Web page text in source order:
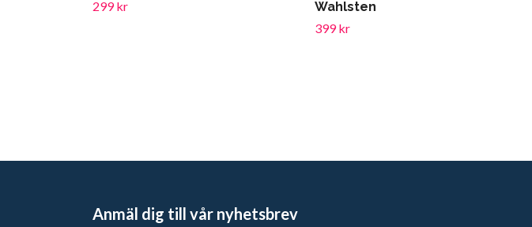
299 kr
Wahlsten
399 kr
Anmäl dig till vår nyhetsbrev